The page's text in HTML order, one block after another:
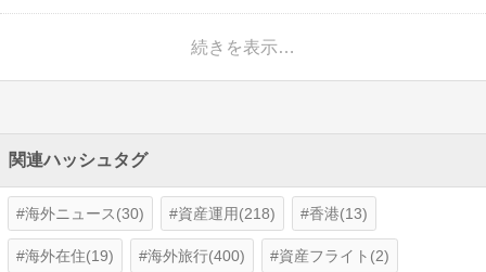
続きを表示…
関連ハッシュタグ
海外ニュース(30) 資産運用(218) 香港(13)
海外在住(19) 海外旅行(400) 資産フライト(2)